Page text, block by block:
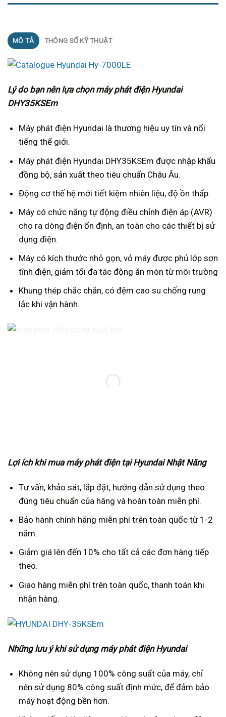
MÔ TẢ THÔNG SỐ KỸ THUẬT
Lý do bạn nên lựa chọn máy phát điện Hyundai
DHY35KSEm
Máy phát điện Hyundai là thương hiệu uy tín và nổi
tiếng thế giới.
Máy phát điện Hyundai DHY35KSEm được nhập khẩu
đồng bộ, sản xuất theo tiêu chuẩn Châu Âu.
Động cơ thế hệ mới tiết kiệm nhiên liệu, độ ồn thấp.
Máy có chức năng tự động điều chỉnh điện áp (AVR)
cho ra dòng điện ổn định, an toàn cho các thiết bị sử
dụng điện.
Máy có kích thước nhỏ gọn, vỏ máy được phủ lớp sơn
tĩnh điện, giảm tối đa tác động ăn mòn từ môi trường
Khung thép chắc chắn, có đệm cao su chống rung
lắc khi vận hành.
Lợi ích khi mua máy phát điện tại Hyundai Nhật Năng
Tư vấn, khảo sát, lắp đặt, hướng dẫn sử dụng theo
đúng tiêu chuẩn của hãng và hoàn toàn miễn phí.
Bảo hành chính hãng miễn phí trên toàn quốc từ 1-2
năm.
Giảm giá lên đến 10% cho tất cả các đơn hàng tiếp
theo.
Giao hàng miễn phí trên toàn quốc, thanh toán khi
nhận hàng.
Những lưu ý khi sử dụng máy phát điện Hyundai
Không nên sử dụng 100% công suất của máy, chỉ
nên sử dụng 80% công suất định mức, để đảm bảo
máy hoạt động bền hơn.